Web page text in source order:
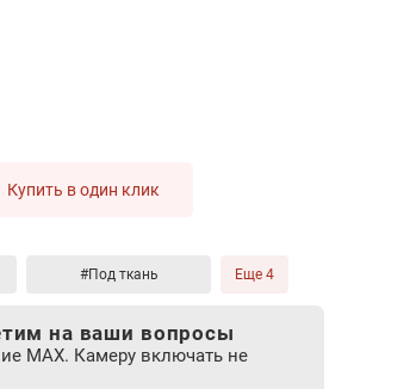
Купить в один клик
#Под ткань Еще 4
на ваши вопросы
MAX. Камеру включать не